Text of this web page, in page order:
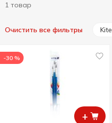
1 товар
Очистить все фильтры Kite
+
-30 %